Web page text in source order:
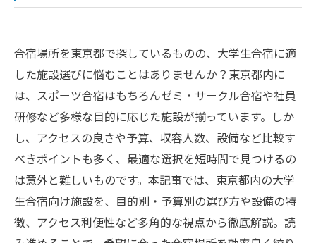
合宿場所を東京都で探しているものの、大学生合宿に適
した施設選びに悩むことはありませんか？東京都内に
は、スポーツ合宿はもちろんゼミ・サークル合宿や社員
研修など多様な目的に応じた施設が揃っています。しか
し、アクセスの良さや予算、収容人数、設備など比較す
べきポイントも多く、最適な選択を短時間で見つけるの
は意外と難しいものです。本記事では、東京都内の大学
生合宿向け施設を、目的別・予算別の選び方や設備の特
徴、アクセス利便性など多角的な視点から徹底解説。読